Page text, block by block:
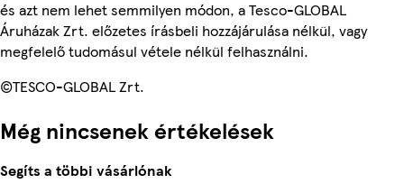
és azt nem lehet semmilyen módon, a Tesco-GLOBAL
Áruházak Zrt. előzetes írásbeli hozzájárulása nélkül, vagy
megfelelő tudomásul vétele nélkül felhasználni.
©TESCO-GLOBAL Zrt.
Még nincsenek értékelések
Segíts a többi vásárlónak